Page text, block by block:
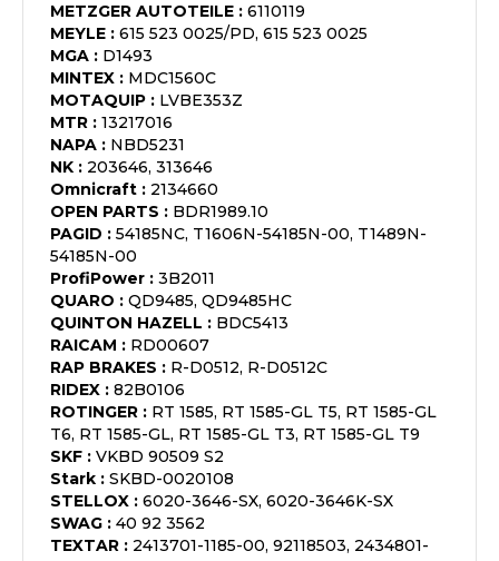
METZGER AUTOTEILE : 6110119
MEYLE : 615 523 0025/PD, 615 523 0025
MGA : D1493
MINTEX : MDC1560C
MOTAQUIP : LVBE353Z
MTR : 13217016
NAPA : NBD5231
NK : 203646, 313646
Omnicraft : 2134660
OPEN PARTS : BDR1989.10
PAGID : 54185NC, T1606N-54185N-00, T1489N-
54185N-00
ProfiPower : 3B2011
QUARO : QD9485, QD9485HC
QUINTON HAZELL : BDC5413
RAICAM : RD00607
RAP BRAKES : R-D0512, R-D0512C
RIDEX : 82B0106
ROTINGER : RT 1585, RT 1585-GL T5, RT 1585-GL
T6, RT 1585-GL, RT 1585-GL T3, RT 1585-GL T9
SKF : VKBD 90509 S2
Stark : SKBD-0020108
STELLOX : 6020-3646-SX, 6020-3646K-SX
SWAG : 40 92 3562
TEXTAR : 2413701-1185-00, 92118503, 2434801-